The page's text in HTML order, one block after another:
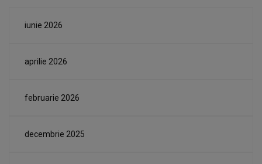
iunie 2026
aprilie 2026
februarie 2026
decembrie 2025